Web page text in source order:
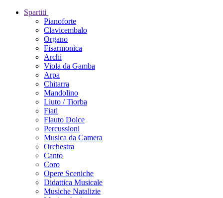
Spartiti
Pianoforte
Clavicembalo
Organo
Fisarmonica
Archi
Viola da Gamba
Arpa
Chitarra
Mandolino
Liuto / Tiorba
Fiati
Flauto Dolce
Percussioni
Musica da Camera
Orchestra
Canto
Coro
Opere Sceniche
Didattica Musicale
Musiche Natalizie